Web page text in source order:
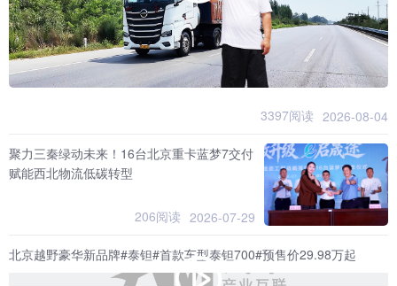
3397阅读 2026-08-04
聚力三秦绿动未来！16台北京重卡蓝梦7交付
赋能西北物流低碳转型
206阅读 2026-07-29
北京越野豪华新品牌#泰钽#首款车型泰钽700#预售价29.98万起